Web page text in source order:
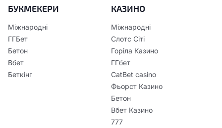
БУКМЕКЕРИ
Міжнародні
ГГБет
Бетон
Вбет
Беткінг
КАЗИНО
Міжнародні
Слотс Сіті
Горіла Казино
ГГбет
CatBet casino
Фьорст Казино
Бетон
Вбет Казино
777